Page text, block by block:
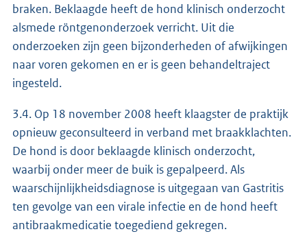
braken. Beklaagde heeft de hond klinisch onderzocht
alsmede röntgenonderzoek verricht. Uit die
onderzoeken zijn geen bijzonderheden of afwijkingen
naar voren gekomen en er is geen behandeltraject
ingesteld.
3.4. Op 18 november 2008 heeft klaagster de praktijk
opnieuw geconsulteerd in verband met braakklachten.
De hond is door beklaagde klinisch onderzocht,
waarbij onder meer de buik is gepalpeerd. Als
waarschijnlijkheidsdiagnose is uitgegaan van Gastritis
ten gevolge van een virale infectie en de hond heeft
antibraakmedicatie toegediend gekregen.